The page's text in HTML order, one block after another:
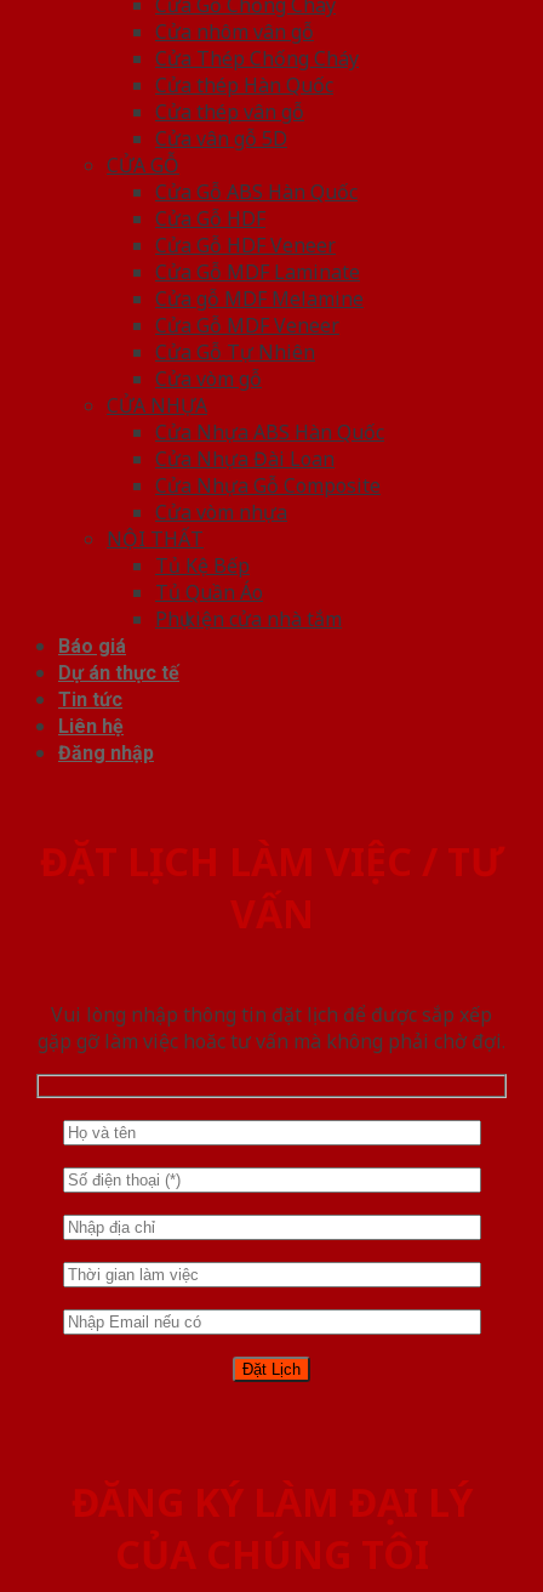
Cửa nhôm vân gỗ
Cửa Thép Chống Cháy
Cửa thép Hàn Quốc
Cửa thép vân gỗ
Cửa vân gỗ 5D
CỬA GỖ
Cửa Gỗ ABS Hàn Quốc
Cửa Gỗ HDF
Cửa Gỗ HDF Veneer
Cửa Gỗ MDF Laminate
Cửa gỗ MDF Melamine
Cửa Gỗ MDF Veneer
Cửa Gỗ Tự Nhiên
Cửa vòm gỗ
CỬA NHỰA
Cửa Nhựa ABS Hàn Quốc
Cửa Nhựa Đài Loan
Cửa Nhựa Gỗ Composite
Cửa vòm nhựa
NỘI THẤT
Tủ Kệ Bếp
Tủ Quần Áo
Phụ kiện cửa nhà tắm
Báo giá
Dự án thực tế
Tin tức
Liên hệ
Đăng nhập
ĐẶT LỊCH LÀM VIỆC / TƯ
VẤN
Vui lòng nhập thông tin đặt lịch để được sắp xếp
gặp gỡ làm việc hoăc tư vấn mà không phải chờ đợi.
ĐĂNG KÝ LÀM ĐẠI LÝ
CỦA CHÚNG TÔI